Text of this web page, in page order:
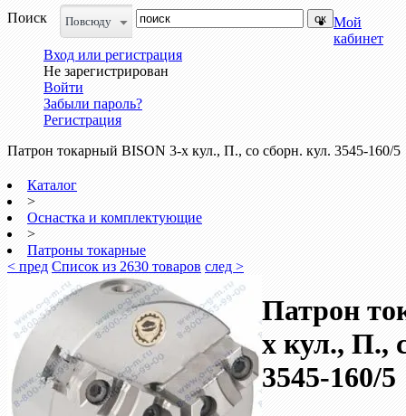
Поиск
Повсюду
Мой
кабинет
Вход или регистрация
Не зарегистрирован
Войти
Забыли пароль?
Регистрация
Патрон токарный BISON 3-х кул., П., со сборн. кул. 3545-160/5
Каталог
>
Оснастка и комплектующие
>
Патроны токарные
< пред Список из 2630 товаров след >
Патрон
х кул., П.,
3545-160/5